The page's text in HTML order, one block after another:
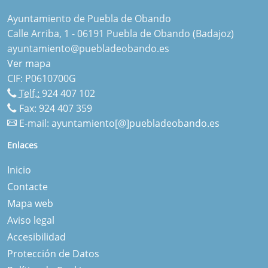
Ayuntamiento de Puebla de Obando
Calle Arriba, 1 - 06191 Puebla de Obando (Badajoz)
ayuntamiento@puebladeobando.es
Ver mapa
CIF: P0610700G
Telf.:924 407 102
Fax: 924 407 359
E-mail: ayuntamiento[@]puebladeobando.es
Enlaces
Inicio
Contacte
Mapa web
Aviso legal
Accesibilidad
Protección de Datos